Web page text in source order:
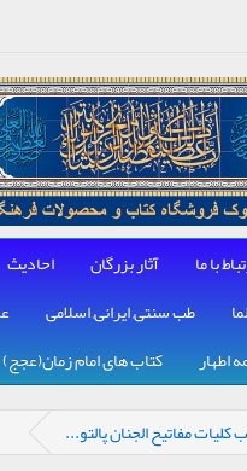
با ما آثار بزرگان احادیث
طب سنتی, ایرانی, اسلامی
اطهار
کتاب های امام زمان(عجج)
کلیات مفاتیح الجنان پالتو...